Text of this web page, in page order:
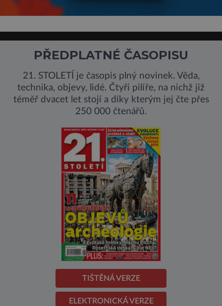
PŘEDPLATNÉ ČASOPISU
21. STOLETÍ je časopis plný novinek. Věda,
technika, objevy, lidé. Čtyři pilíře, na nichž již
téměř dvacet let stojí a díky kterým jej čte přes
250 000 čtenářů.
TIŠTĚNÁ VERZE
ELEKTRONICKÁ VERZE